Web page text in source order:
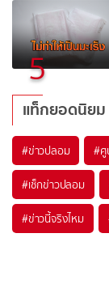
5
แท็กยอดนิยม
#ข่าวปลอม #
#เช็กข่าวปลอม
#ข่าวนี้จริงไหม